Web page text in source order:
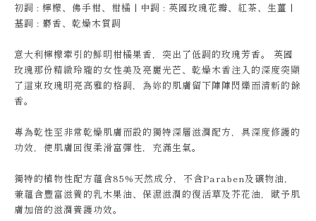
初調 : 檸檬、佛手柑、柑橘 | 中調 : 英國玫瑰花瓣、紅茶、生薑 |
基調 : 麝香、乾燥木質調
意大利檸檬牽引的鮮明柑橘果香，突出了低調的玫瑰芳香。 英國
玫瑰那份精緻玲瓏的女性美及亮麗光芒、乾燥木香注入的深度突顯
了這束玫瑰明亮高雅的格調，為妳的肌膚留下陣陣閃爍而清新的餘
香。
專為乾性至非常乾燥肌膚而設的獨特深層滋潤配方，具深度修護的
功效，使肌膚回復柔滑富彈性，充滿生氣。
獨特的植物性配方蘊含85%天然成分，不含Paraben及礦物油，
兼蘊含豐富滋養的乳木果油、保濕滋潤的復活草及芥花油，賦予肌
膚加倍的滋潤養護功效。